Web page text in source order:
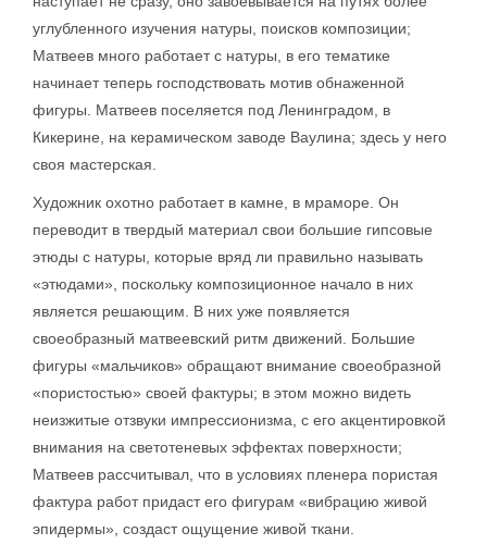
углубленного изучения натуры, поисков композиции;
Матвеев много работает с натуры, в его тематике
начинает теперь господствовать мотив обнаженной
фигуры. Матвеев поселяется под Ленинградом, в
Кикерине, на керамическом заводе Ваулина; здесь у него
своя мастерская.
Художник охотно работает в камне, в мраморе. Он
переводит в твердый материал свои большие гипсовые
этюды с натуры, которые вряд ли правильно называть
«этюдами», поскольку композиционное начало в них
является решающим. В них уже появляется
своеобразный матвеевский ритм движений. Большие
фигуры «мальчиков» обращают внимание своеобразной
«пористостью» своей фактуры; в этом можно видеть
неизжитые отзвуки импрессионизма, с его акцентировкой
внимания на светотеневых эффектах поверхности;
Матвеев рассчитывал, что в условиях пленера пористая
фактура работ придаст его фигурам «вибрацию живой
эпидермы», создаст ощущение живой ткани.